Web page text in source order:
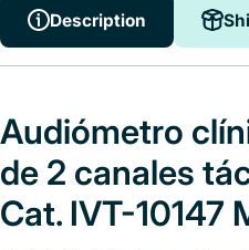
Description
Audiómetro
de 2 canales
Cat. IVT-10147